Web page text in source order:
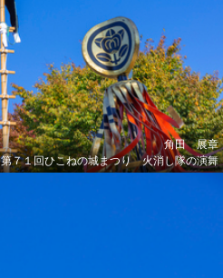
角田 展章
第７１回ひこねの城まつり 火消し隊の演舞